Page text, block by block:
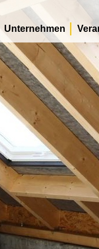
Unternehmen